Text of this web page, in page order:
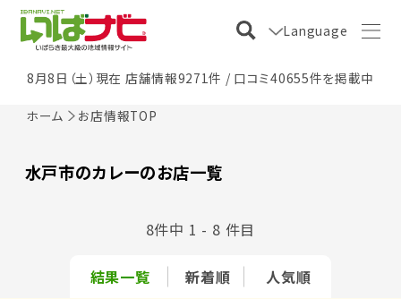
Language
8月8日（土）現在 店舗情報9271件 / 口コミ40655件を掲載中
ホーム お店情報TOP
水戸市のカレーのお店一覧
結果一覧 新着順 人気順
8件中 1 - 8 件目